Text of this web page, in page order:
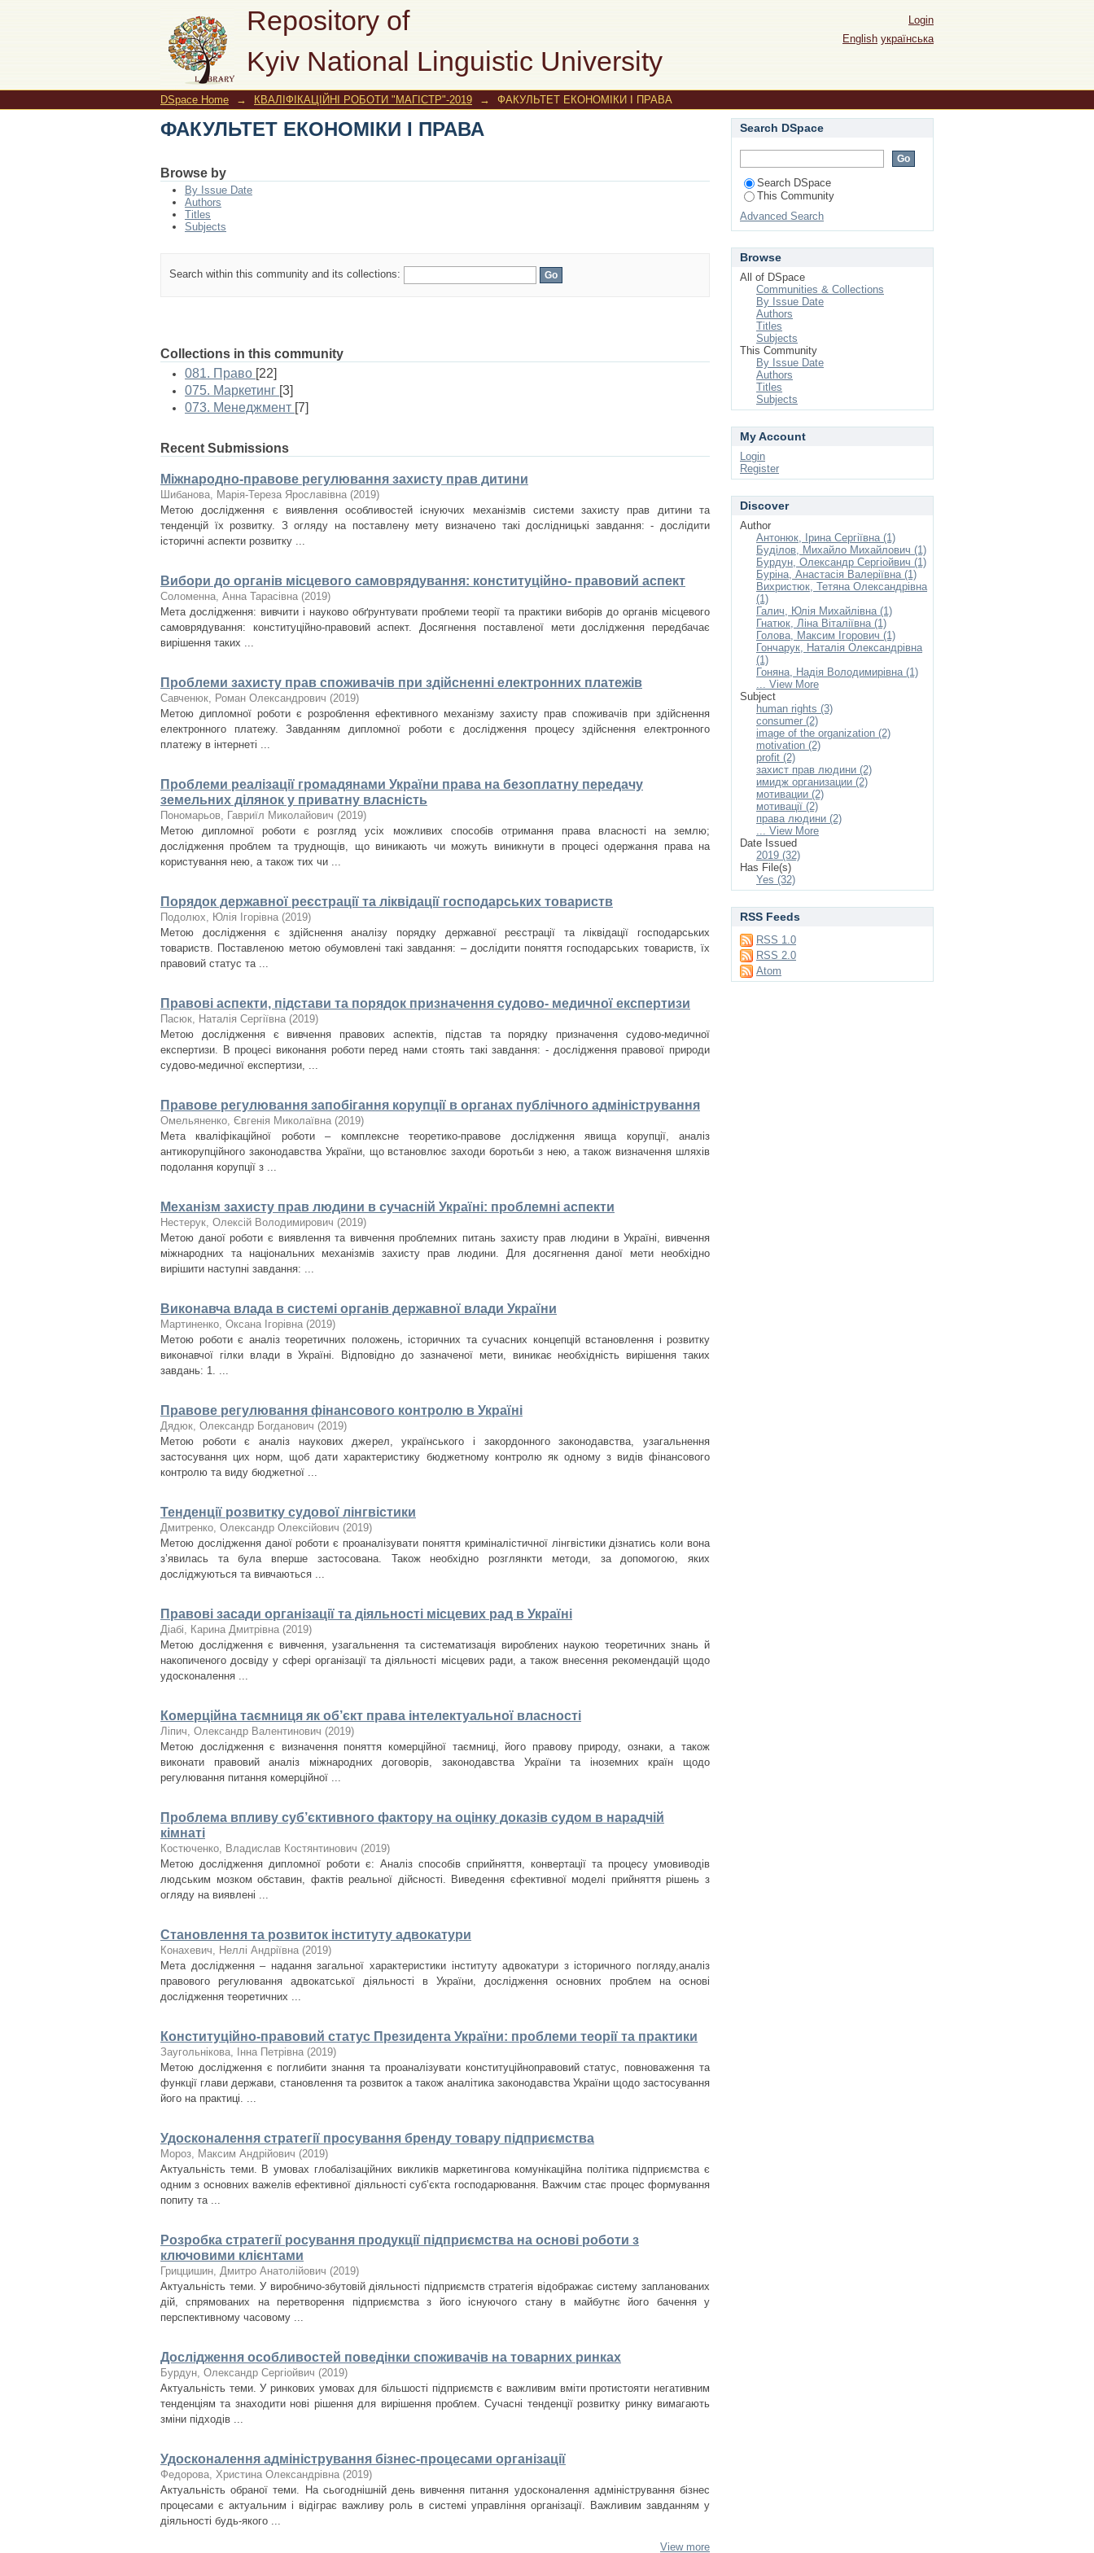
Repository of
Kyiv National Linguistic University
ФАКУЛЬТЕТ ЕКОНОМІКИ І ПРАВА
Login
English українська
DSpace Home → КВАЛІФІКАЦІЙНІ РОБОТИ "МАГІСТР"-2019 → ФАКУЛЬТЕТ ЕКОНОМІКИ І ПРАВА
ФАКУЛЬТЕТ ЕКОНОМІКИ І ПРАВА
Browse by
By Issue Date
Authors
Titles
Subjects
Search within this community and its collections:
Collections in this community
081. Право [22]
075. Маркетинг [3]
073. Менеджмент [7]
Recent Submissions
Міжнародно-правове регулювання захисту прав дитини
Шибанова, Марія-Тереза Ярославівна (2019)
Метою дослідження є виявлення особливостей існуючих механізмів системи захисту прав дитини та
тенденцій їх розвитку. З огляду на поставлену мету визначено такі дослідницькі завдання: - дослідити
історичні аспекти розвитку ...
Вибори до органів місцевого самоврядування: конституційно- правовий аспект
Соломенна, Анна Тарасівна (2019)
Мета дослідження: вивчити і науково обґрунтувати проблеми теорії та практики виборів до органів місцевого
самоврядування: конституційно-правовий аспект. Досягнення поставленої мети дослідження передбачає
вирішення таких ...
Проблеми захисту прав споживачів при здійсненні електронних платежів
Савченюк, Роман Олександрович (2019)
Метою дипломної роботи є розроблення ефективного механізму захисту прав споживачів при здійснення
електронного платежу. Завданням дипломної роботи є дослідження процесу здійснення електронного
платежу в інтернеті ...
Проблеми реалізації громадянами України права на безоплатну передачу
земельних ділянок у приватну власність
Пономарьов, Гавриїл Миколайович (2019)
Метою дипломної роботи є розгляд усіх можливих способів отримання права власності на землю;
дослідження проблем та труднощів, що виникають чи можуть виникнути в процесі одержання права на
користування нею, а також тих чи ...
Порядок державної реєстрації та ліквідації господарських товариств
Подолюх, Юлія Ігорівна (2019)
Метою дослідження є здійснення аналізу порядку державної реєстрації та ліквідації господарських
товариств. Поставленою метою обумовлені такі завдання: – дослідити поняття господарських товариств, їх
правовий статус та ...
Правові аспекти, підстави та порядок призначення судово- медичної експертизи
Пасюк, Наталія Сергіївна (2019)
Метою дослідження є вивчення правових аспектів, підстав та порядку призначення судово-медичної
експертизи. В процесі виконання роботи перед нами стоять такі завдання: - дослідження правової природи
судово-медичної експертизи, ...
Правове регулювання запобігання корупції в органах публічного адміністрування
Омельяненко, Євгенія Миколаївна (2019)
Мета кваліфікаційної роботи – комплексне теоретико-правове дослідження явища корупції, аналіз
антикорупційного законодавства України, що встановлює заходи боротьби з нею, а також визначення шляхів
подолання корупції з ...
Механізм захисту прав людини в сучасній Україні: проблемні аспекти
Нестерук, Олексій Володимирович (2019)
Метою даної роботи є виявлення та вивчення проблемних питань захисту прав людини в Україні, вивчення
міжнародних та національних механізмів захисту прав людини. Для досягнення даної мети необхідно
вирішити наступні завдання: ...
Виконавча влада в системі органів державної влади України
Мартиненко, Оксана Ігорівна (2019)
Метою роботи є аналіз теоретичних положень, історичних та сучасних концепцій встановлення і розвитку
виконавчої гілки влади в Україні. Відповідно до зазначеної мети, виникає необхідність вирішення таких
завдань: 1. ...
Правове регулювання фінансового контролю в Україні
Дядюк, Олександр Богданович (2019)
Метою роботи є аналіз наукових джерел, українського і закордонного законодавства, узагальнення
застосування цих норм, щоб дати характеристику бюджетному контролю як одному з видів фінансового
контролю та виду бюджетної ...
Тенденції розвитку судової лінгвістики
Дмитренко, Олександр Олексійович (2019)
Метою дослідження даної роботи є проаналізувати поняття криміналістичної лінгвістики дізнатись коли вона
з’явилась та була вперше застосована. Також необхідно розглянкти методи, за допомогою, яких
досліджуються та вивчаються ...
Правові засади організації та діяльності місцевих рад в Україні
Діабі, Карина Дмитрівна (2019)
Метою дослідження є вивчення, узагальнення та систематизація вироблених наукою теоретичних знань й
накопиченого досвіду у сфері організації та діяльності місцевих ради, а також внесення рекомендацій щодо
удосконалення ...
Комерційна таємниця як об’єкт права інтелектуальної власності
Ліпич, Олександр Валентинович (2019)
Метою дослідження є визначення поняття комерційної таємниці, його правову природу, ознаки, а також
виконати правовий аналіз міжнародних договорів, законодавства України та іноземних країн щодо
регулювання питання комерційної ...
Проблема впливу суб’єктивного фактору на оцінку доказів судом в нарадчій
кімнаті
Костюченко, Владислав Костянтинович (2019)
Метою дослідження дипломної роботи є: Аналіз способів сприйняття, конвертації та процесу умовиводів
людським мозком обставин, фактів реальної дійсності. Виведення єфективної моделі прийняття рішень з
огляду на виявлені ...
Становлення та розвиток інституту адвокатури
Конахевич, Неллі Андріївна (2019)
Мета дослідження – надання загальної характеристики інституту адвокатури з історичного погляду,аналіз
правового регулювання адвокатської діяльності в України, дослідження основних проблем на основі
дослідження теоретичних ...
Конституційно-правовий статус Президента України: проблеми теорії та практики
Заугольнікова, Інна Петрівна (2019)
Метою дослідження є поглибити знання та проаналізувати конституційноправовий статус, повноваження та
функції глави держави, становлення та розвиток а також аналітика законодавства України щодо застосування
його на практиці. ...
Удосконалення стратегії просування бренду товару підприємства
Мороз, Максим Андрійович (2019)
Актуальність теми. В умовах глобалізаційних викликів маркетингова комунікаційна політика підприємства є
одним з основних важелів ефективної діяльності суб’єкта господарювання. Важчим стає процес формування
попиту та ...
Розробка стратегії росування продукції підприємства на основі роботи з
ключовими клієнтами
Гриццишин, Дмитро Анатолійович (2019)
Актуальність теми. У виробничо-збутовій діяльності підприємств стратегія відображає систему запланованих
дій, спрямованих на перетворення підприємства з його існуючого стану в майбутнє його бачення у
перспективному часовому ...
Дослідження особливостей поведінки споживачів на товарних ринках
Бурдун, Олександр Сергіойвич (2019)
Актуальність теми. У ринкових умовах для більшості підприємств є важливим вміти протистояти негативним
тенденціям та знаходити нові рішення для вирішення проблем. Сучасні тенденції розвитку ринку вимагають
зміни підходів ...
Удосконалення адміністрування бізнес-процесами організації
Федорова, Христина Олександрівна (2019)
Актуальність обраної теми. На сьогоднішній день вивчення питання удосконалення адміністрування бізнес
процесами є актуальним і відіграє важливу роль в системі управління організації. Важливим завданням у
діяльності будь-якого ...
View more
Search DSpace
Search DSpace
This Community
Advanced Search
Browse
All of DSpace
Communities & Collections
By Issue Date
Authors
Titles
Subjects
This Community
By Issue Date
Authors
Titles
Subjects
My Account
Login
Register
Discover
Author
Антонюк, Ірина Сергіївна (1)
Буділов, Михайло Михайлович (1)
Бурдун, Олександр Сергіойвич (1)
Буріна, Анастасія Валеріївна (1)
Вихристюк, Тетяна Олександрівна
(1)
Галич, Юлія Михайлівна (1)
Гнатюк, Ліна Віталіївна (1)
Голова, Максим Ігорович (1)
Гончарук, Наталія Олександрівна
(1)
Гоняна, Надія Володимирівна (1)
... View More
Subject
human rights (3)
consumer (2)
image of the organization (2)
motivation (2)
profit (2)
захист прав людини (2)
имидж организации (2)
мотивации (2)
мотивації (2)
права людини (2)
... View More
Date Issued
2019 (32)
Has File(s)
Yes (32)
RSS Feeds
RSS 1.0
RSS 2.0
Atom